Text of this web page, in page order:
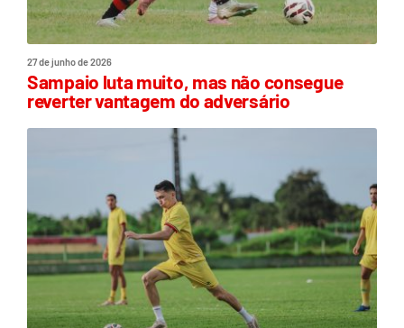
27 de junho de 2026
Sampaio luta muito, mas não consegue
reverter vantagem do adversário